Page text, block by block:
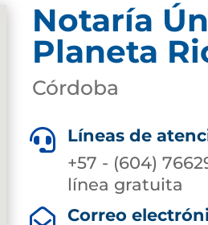
Notaría
Planeta
Córdoba

Líneas de
+57 - (604)
línea gratuita

Correo